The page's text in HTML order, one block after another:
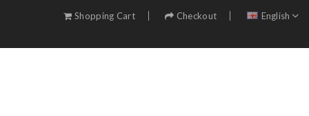
Shopping Cart Checkout English